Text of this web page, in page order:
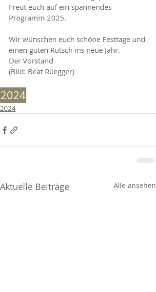
Freut euch auf ein spannendes
Programm 2025.
Wir wünschen euch schöne Festtage und
einen guten Rutsch ins neue Jahr.
Der Vorstand
(Bild: Beat Rüegger)
2024
2024
Aktuelle Beiträge Alle ansehen